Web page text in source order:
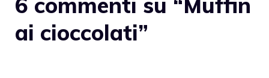
ai cioccolati”